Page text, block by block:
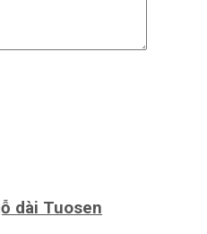
dài Tuosen